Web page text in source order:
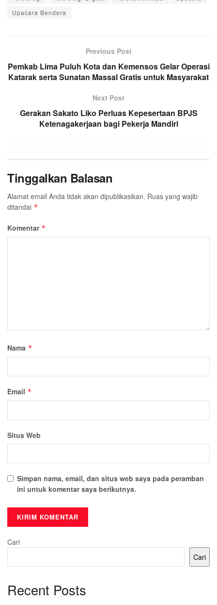
Upacara Bendera
Previous Post
Pemkab Lima Puluh Kota dan Kemensos Gelar Operasi
Katarak serta Sunatan Massal Gratis untuk Masyarakat
Next Post
Gerakan Sakato Liko Perluas Kepesertaan BPJS
Ketenagakerjaan bagi Pekerja Mandiri
Tinggalkan Balasan
Alamat email Anda tidak akan dipublikasikan. Ruas yang wajib
ditandai *
Komentar *
Nama *
Email *
Situs Web
Simpan nama, email, dan situs web saya pada peramban
ini untuk komentar saya berikutnya.
Cari
Cari
Recent Posts